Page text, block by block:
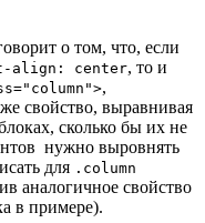
о том, что, если
align: center, то и
,
свойство, выравнивая
сколько бы их не
нужно выровнять
для .column
аналогичное свойство
в примере).